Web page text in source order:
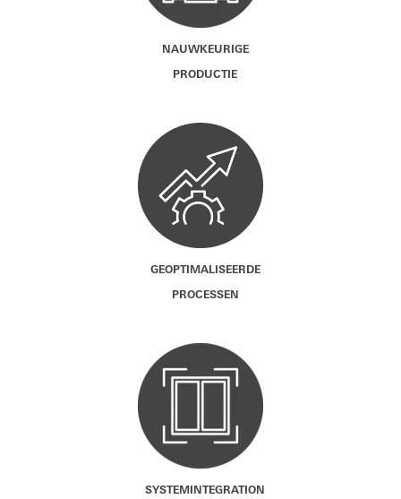
NAUWKEURIGE
PRODUCTIE
GEOPTIMALISEERDE
PROCESSEN
SYSTEMINTEGRATION